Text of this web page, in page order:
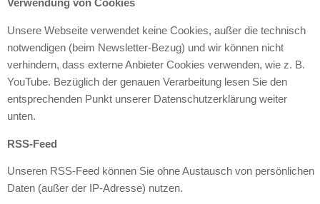
Unsere Webseite verwendet keine Cookies, außer die technisch
notwendigen (beim Newsletter-Bezug) und wir können nicht
verhindern, dass externe Anbieter Cookies verwenden, wie z. B.
YouTube. Bezüglich der genauen Verarbeitung lesen Sie den
entsprechenden Punkt unserer Datenschutzerklärung weiter
unten.
RSS-Feed
Unseren RSS-Feed können Sie ohne Austausch von persönlichen
Daten (außer der IP-Adresse) nutzen.